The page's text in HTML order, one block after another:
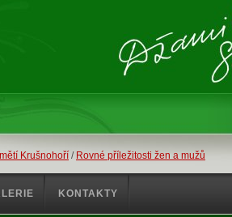
Krušnohoří / Rovné příležitosti žen a mužů
KONTAKTY